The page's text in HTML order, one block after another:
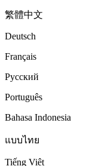
繁體中文
Deutsch
Français
Русский
Português
Bahasa Indonesia
แบบไทย
Tiếng Việt